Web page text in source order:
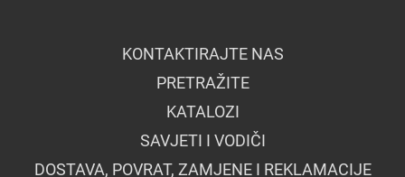
KONTAKTIRAJTE NAS
PRETRAŽITE
KATALOZI
SAVJETI I VODIČI
DOSTAVA, POVRAT, ZAMJENE I REKLAMACIJE